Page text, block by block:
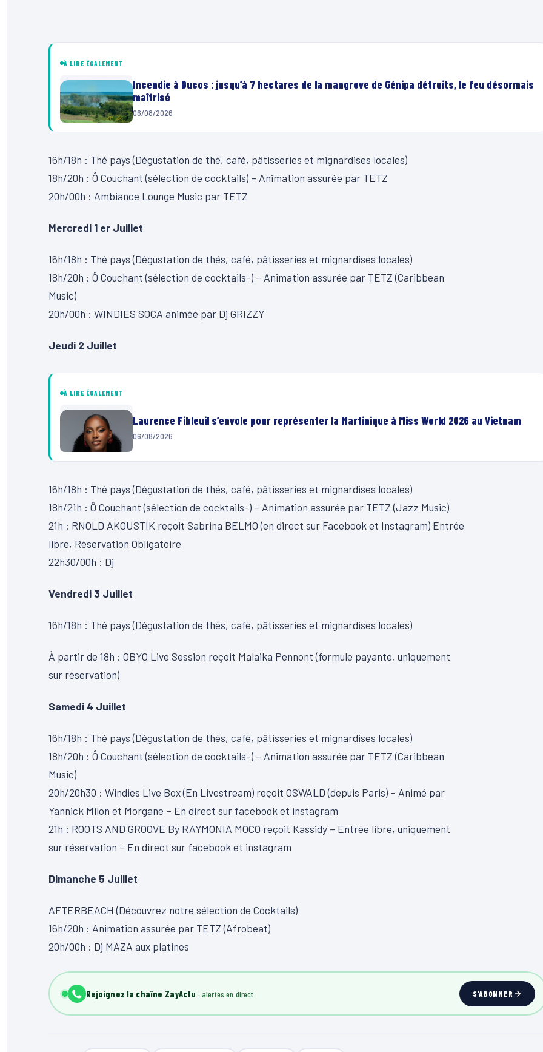
À LIRE ÉGALEMENT
Incendie à Ducos : jusqu’à 7 hectares de la mangrove de Génipa détruits, le feu désormais
maîtrisé
06/08/2026
16h/18h : Thé pays (Dégustation de thé, café, pâtisseries et mignardises locales)
18h/20h : Ô Couchant (sélection de cocktails) – Animation assurée par TETZ
20h/00h : Ambiance Lounge Music par TETZ
Mercredi 1 er Juillet
16h/18h : Thé pays (Dégustation de thés, café, pâtisseries et mignardises locales)
18h/20h : Ô Couchant (sélection de cocktails-) – Animation assurée par TETZ (Caribbean
Music)
20h/00h : WINDIES SOCA animée par Dj GRIZZY
Jeudi 2 Juillet
À LIRE ÉGALEMENT
Laurence Fibleuil s’envole pour représenter la Martinique à Miss World 2026 au Vietnam
06/08/2026
16h/18h : Thé pays (Dégustation de thés, café, pâtisseries et mignardises locales)
18h/21h : Ô Couchant (sélection de cocktails-) – Animation assurée par TETZ (Jazz Music)
21h : RNOLD AKOUSTIK reçoit Sabrina BELMO (en direct sur Facebook et Instagram) Entrée
libre, Réservation Obligatoire
22h30/00h : Dj
Vendredi 3 Juillet
16h/18h : Thé pays (Dégustation de thés, café, pâtisseries et mignardises locales)
À partir de 18h : OBYO Live Session reçoit Malaika Pennont (formule payante, uniquement
sur réservation)
Samedi 4 Juillet
16h/18h : Thé pays (Dégustation de thés, café, pâtisseries et mignardises locales)
18h/20h : Ô Couchant (sélection de cocktails-) – Animation assurée par TETZ (Caribbean
Music)
20h/20h30 : Windies Live Box (En Livestream) reçoit OSWALD (depuis Paris) – Animé par
Yannick Milon et Morgane – En direct sur facebook et instagram
21h : ROOTS AND GROOVE By RAYMONIA MOCO reçoit Kassidy – Entrée libre, uniquement
sur réservation – En direct sur facebook et instagram
Dimanche 5 Juillet
AFTERBEACH (Découvrez notre sélection de Cocktails)
16h/20h : Animation assurée par TETZ (Afrobeat)
20h/00h : Dj MAZA aux platines
Rejoignez la chaîne ZayActu S'ABONNER